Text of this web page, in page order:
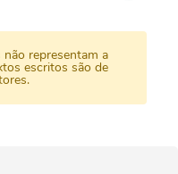
representam a
escritos são de